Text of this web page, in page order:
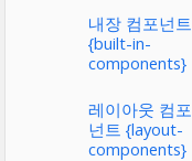
내장 컴포넌트
{built-in-
components}
레이아웃 컴포
넌트 {layout-
components}